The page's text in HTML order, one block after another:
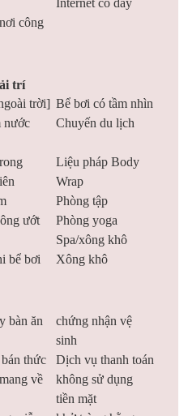
Internet có dây
công
trí
trời] Bể bơi có tầm nhìn
nước
Chuyến du lịch
Liệu pháp Body
Wrap
Phòng tập
ướt
Phòng yoga
Spa/xông khô
bể bơi Xông khô
bàn ăn
chứng nhận vệ
sinh
thức
về
Dịch vụ thanh toán
không sử dụng
tiền mặt